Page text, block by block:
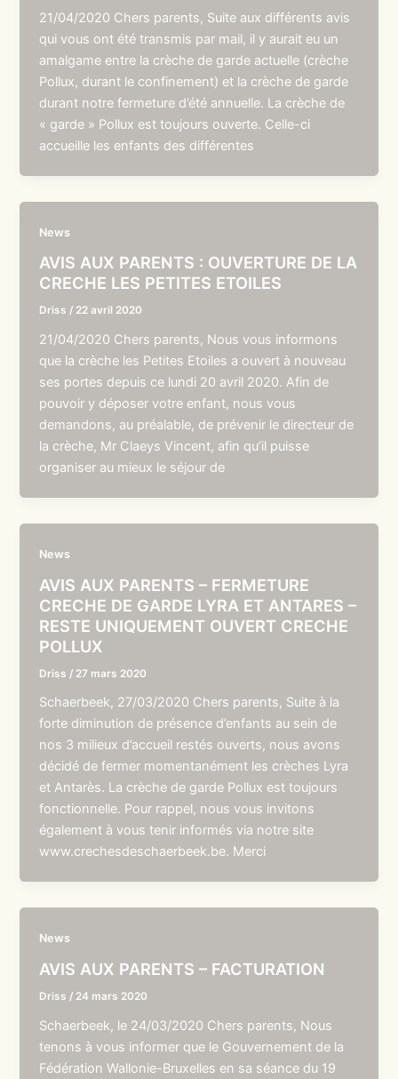
21/04/2020 Chers parents, Suite aux différents avis
qui vous ont été transmis par mail, il y aurait eu un
amalgame entre la crèche de garde actuelle (crèche
Pollux, durant le confinement) et la crèche de garde
durant notre fermeture d’été annuelle. La crèche de
« garde » Pollux est toujours ouverte. Celle-ci
accueille les enfants des différentes
News
AVIS AUX PARENTS : OUVERTURE DE LA
CRECHE LES PETITES ETOILES
Driss / 22 avril 2020
21/04/2020 Chers parents, Nous vous informons
que la crèche les Petites Etoiles a ouvert à nouveau
ses portes depuis ce lundi 20 avril 2020. Afin de
pouvoir y déposer votre enfant, nous vous
demandons, au préalable, de prévenir le directeur de
la crèche, Mr Claeys Vincent, afin qu’il puisse
organiser au mieux le séjour de
News
AVIS AUX PARENTS – FERMETURE
CRECHE DE GARDE LYRA ET ANTARES –
RESTE UNIQUEMENT OUVERT CRECHE
POLLUX
Driss / 27 mars 2020
Schaerbeek, 27/03/2020 Chers parents, Suite à la
forte diminution de présence d’enfants au sein de
nos 3 milieux d’accueil restés ouverts, nous avons
décidé de fermer momentanément les crèches Lyra
et Antarès. La crèche de garde Pollux est toujours
fonctionnelle. Pour rappel, nous vous invitons
également à vous tenir informés via notre site
www.crechesdeschaerbeek.be. Merci
News
AVIS AUX PARENTS – FACTURATION
Driss / 24 mars 2020
Schaerbeek, le 24/03/2020 Chers parents, Nous
tenons à vous informer que le Gouvernement de la
Fédération Wallonie-Bruxelles en sa séance du 19